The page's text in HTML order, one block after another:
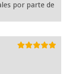
por parte de